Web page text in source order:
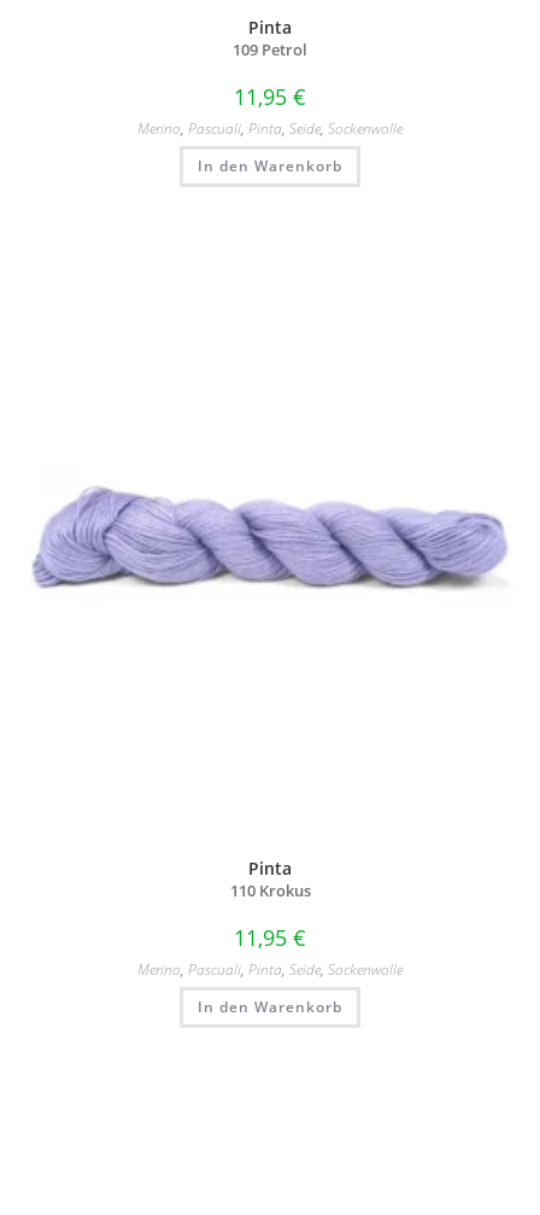
Pinta
109 Petrol
11,95 €
Merino, Pascuali, Pinta, Seide, Sockenwolle
In den Warenkorb
Pinta
110 Krokus
11,95 €
Merino, Pascuali, Pinta, Seide, Sockenwolle
In den Warenkorb